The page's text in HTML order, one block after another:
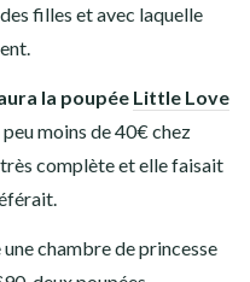
filles et avec laquelle
la poupée Little Love
moins de 40€ chez
complète et elle faisait
chambre de princesse